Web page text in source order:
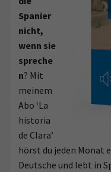
Spanier
nicht,
wenn sie
spreche
n? Mit
meinem
Abo ‘La
historia
de Clara’
hörst du jeden Monat
Deutsche und lebt in